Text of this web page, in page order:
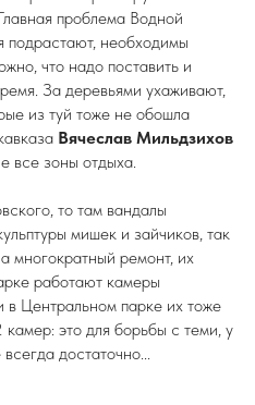
проблема Водной
подрастают, необходимы
что надо поставить и
За деревьями ухаживают,
из туй тоже не обошла
Вячеслав Мильдзихов
все зоны отдыха.
то там вандалы
мишек и зайчиков, так
многократный ремонт, их
работают камеры
Центральном парке их тоже
это для борьбы с теми, у
достаточно...